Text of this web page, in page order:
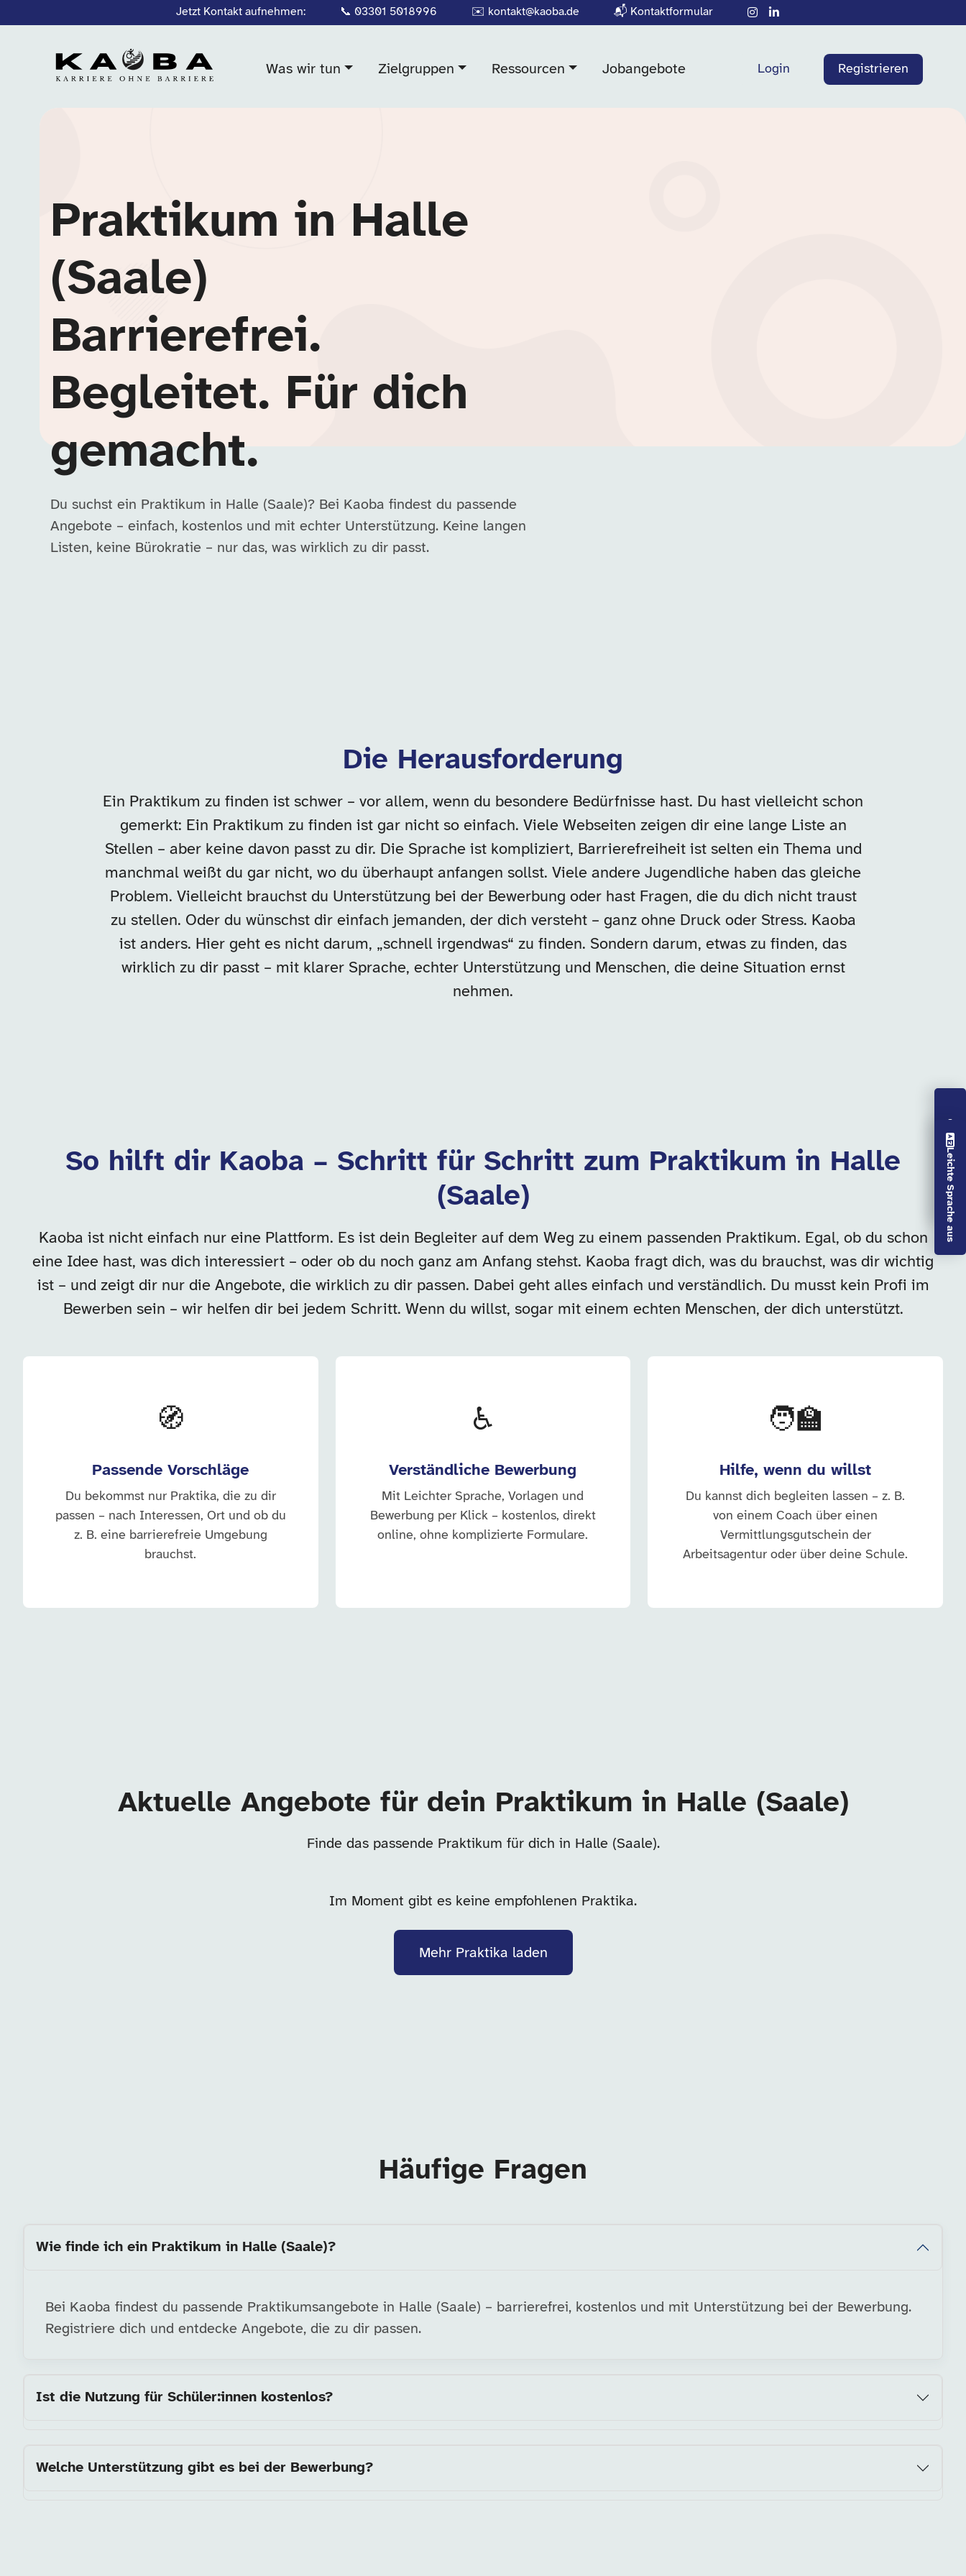
Vorlesen aus
Leichte Sprache aus
Jetzt Kontakt aufnehmen: 📞 03301 5018996 ✉️ kontakt@kaoba.de 📬 Kontaktformular
Was wir tun Zielgruppen Ressourcen Jobangebote Login Registrieren
Praktikum in Halle
(Saale)
Barrierefrei.
Begleitet. Für dich
gemacht.
Du suchst ein Praktikum in Halle (Saale)? Bei Kaoba findest du passende
Angebote – einfach, kostenlos und mit echter Unterstützung. Keine langen
Listen, keine Bürokratie – nur das, was wirklich zu dir passt.
Die Herausforderung
Ein Praktikum zu finden ist schwer – vor allem, wenn du besondere Bedürfnisse hast. Du hast vielleicht schon
gemerkt: Ein Praktikum zu finden ist gar nicht so einfach. Viele Webseiten zeigen dir eine lange Liste an
Stellen – aber keine davon passt zu dir. Die Sprache ist kompliziert, Barrierefreiheit ist selten ein Thema und
manchmal weißt du gar nicht, wo du überhaupt anfangen sollst. Viele andere Jugendliche haben das gleiche
Problem. Vielleicht brauchst du Unterstützung bei der Bewerbung oder hast Fragen, die du dich nicht traust
zu stellen. Oder du wünschst dir einfach jemanden, der dich versteht – ganz ohne Druck oder Stress. Kaoba
ist anders. Hier geht es nicht darum, „schnell irgendwas“ zu finden. Sondern darum, etwas zu finden, das
wirklich zu dir passt – mit klarer Sprache, echter Unterstützung und Menschen, die deine Situation ernst
nehmen.
So hilft dir Kaoba – Schritt für Schritt zum Praktikum in Halle
(Saale)
Kaoba ist nicht einfach nur eine Plattform. Es ist dein Begleiter auf dem Weg zu einem passenden Praktikum. Egal, ob du schon
eine Idee hast, was dich interessiert – oder ob du noch ganz am Anfang stehst. Kaoba fragt dich, was du brauchst, was dir wichtig
ist – und zeigt dir nur die Angebote, die wirklich zu dir passen. Dabei geht alles einfach und verständlich. Du musst kein Profi im
Bewerben sein – wir helfen dir bei jedem Schritt. Wenn du willst, sogar mit einem echten Menschen, der dich unterstützt.
🧭
Passende Vorschläge
Du bekommst nur Praktika, die zu dir
passen – nach Interessen, Ort und ob du
z. B. eine barrierefreie Umgebung
brauchst.
♿
Verständliche Bewerbung
Mit Leichter Sprache, Vorlagen und
Bewerbung per Klick – kostenlos, direkt
online, ohne komplizierte Formulare.
🧑‍🏫
Hilfe, wenn du willst
Du kannst dich begleiten lassen – z. B.
von einem Coach über einen
Vermittlungsgutschein der
Arbeitsagentur oder über deine Schule.
Aktuelle Angebote für dein Praktikum in Halle (Saale)
Finde das passende Praktikum für dich in Halle (Saale).
Im Moment gibt es keine empfohlenen Praktika.
Mehr Praktika laden
Häufige Fragen
Wie finde ich ein Praktikum in Halle (Saale)?
Bei Kaoba findest du passende Praktikumsangebote in Halle (Saale) – barrierefrei, kostenlos und mit Unterstützung bei der Bewerbung.
Registriere dich und entdecke Angebote, die zu dir passen.
Ist die Nutzung für Schüler:innen kostenlos?
Welche Unterstützung gibt es bei der Bewerbung?